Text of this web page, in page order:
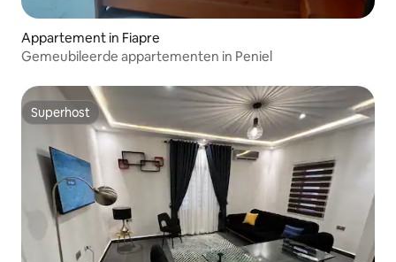
Appartement in Fiapre
Gemeubileerde appartementen in Peniel
Superhost
Superhost